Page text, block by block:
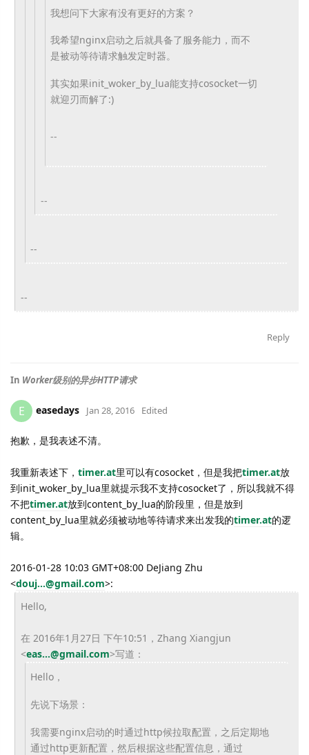
我想问下大家有没有更好的方案？
我希望nginx启动之后就具备了服务能力，而不
是被动等待请求触发定时器。
其实如果init_woker_by_lua能支持cosocket一切
就迎刃而解了:)
--
--
--
--
Reply
In Worker级别的异步HTTP请求
E easedays Jan 28, 2016 Edited
抱歉，是我表述不清。
我重新表述下， timer.at里可以有cosocket，但是我把timer.at放
到init_woker_by_lua里就提示我不支持cosocket了，所以我就不得
不把timer.at放到content_by_lua的阶段里，但是放到
content_by_lua里就必须被动地等待请求来出发我的timer.at的逻
辑。
2016-01-28 10:03 GMT+08:00 DeJiang Zhu
<douj...@gmail.com>:
Hello,
在 2016年1月27日 下午10:51，Zhang Xiangjun
<eas...@gmail.com>写道：
Hello，
先说下场景：
我需要nginx启动的时通过http候拉取配置，之后定期地
通过http更新配置，然后根据这些配置信息，通过